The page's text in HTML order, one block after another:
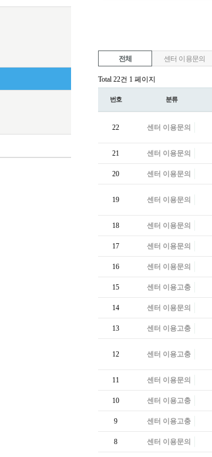
전체 센터 이용문의
Total 22건 1 페이지
번호 분류
22 센터 이용문의
21 센터 이용문의
20 센터 이용문의
19 센터 이용문의
18 센터 이용문의
17 센터 이용문의
16 센터 이용문의
15 센터 이용고충
14 센터 이용문의
13 센터 이용고충
12 센터 이용고충
11 센터 이용문의
10 센터 이용고충
9 센터 이용고충
8 센터 이용문의